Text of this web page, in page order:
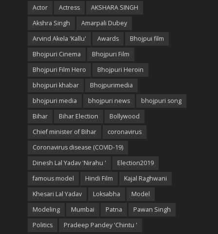
Actor Actress
AKSHARA SINGH
Akshra Singh
Amarpali Dubey
Arvind Akela 'Kallu'
Awards
Bhojpui film
Bhojpuri Cinema
Bhojpuri Film
Bhojpuri Film Hero
Bhojpuri Heroin
bhojpuri khabar
Bhojpurimedia
bhojpuri media
bhojpuri news
bhojpuri song
Bihar
Bihar Election
Bollywood
Chief minister of Bihar
coronavirus
Coronavirus disease (COVID-19)
Dinesh Lal Yadav 'Nirahu '
Election2019
famous model
Hindi Film
Kajal Raghwani
Khesari Lal Yadav
Loksabha
Model
Modeling
Mumbai Patna
Pawan Singh
Politics
Pradeep Pandey 'Chintu '